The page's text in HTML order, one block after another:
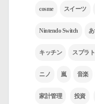
cosme スイーツ
Nintendo Switch
キッチン スプラ
ニノ 嵐 音楽
家計管理 投資